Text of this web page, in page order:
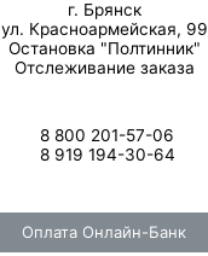
г. Брянск
ул. Красноармейская, 99
Остановка "Полтинник"
Отслеживание заказа
8 800 201-57-06
8 919 194-30-64
Оплата Онлайн-Банк